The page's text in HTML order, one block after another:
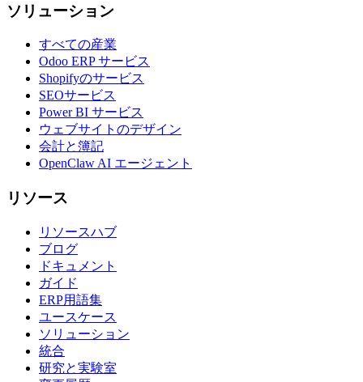
ソリューション
すべての産業
Odoo ERP サービス
Shopifyのサービス
SEOサービス
Power BI サービス
ウェブサイトのデザイン
会計と簿記
OpenClaw AI エージェント
リソース
リソースハブ
ブログ
ドキュメント
ガイド
ERP用語集
ユースケース
ソリューション
統合
研究と実験室